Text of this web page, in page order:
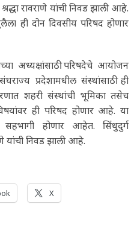
रावराणे यांची निवड झाली आहे.
ही दोन दिवसीय परिषद होणार
अध्यक्षांसाठी परिषदेचे आयोजन
प्रदेशामधील संस्थांसाठी ही
शहरी संस्थांची भूमिका तसेच
ही परिषद होणार आहे. या
सहभागी होणार आहेत. सिंधुदुर्ग
यांची निवड झाली आहे.
X